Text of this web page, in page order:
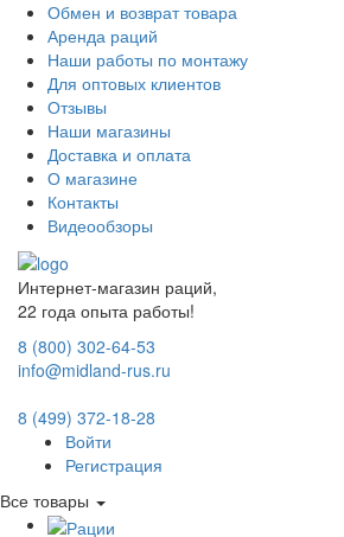
Обмен и возврат товара
Аренда раций
Наши работы по монтажу
Для оптовых клиентов
Отзывы
Наши магазины
Доставка и оплата
О магазине
Контакты
Видеообзоры
Интернет-магазин раций,
22 года опыта работы!
8 (800) 302-64-53
info@midland-rus.ru
8 (499) 372-18-28
Войти
Регистрация
Все товары